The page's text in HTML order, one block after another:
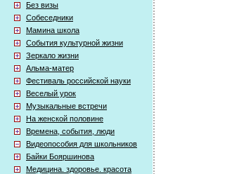
Без визы
Собеседники
Мамина школа
События культурной жизни
Зеркало жизни
Альма-матер
Фестиваль российской науки
Веселый урок
Музыкальные встречи
На женской половине
Времена, события, люди
Видеопособия для школьников
Байки Бояршинова
Медицина. здоровье. красота